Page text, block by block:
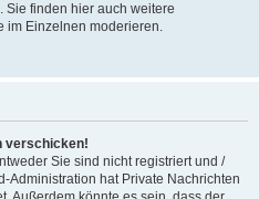
Sie finden hier auch weitere
im Einzelnen moderieren.
verschicken!
Sie sind nicht registriert und /
Administration hat Private Nachrichten